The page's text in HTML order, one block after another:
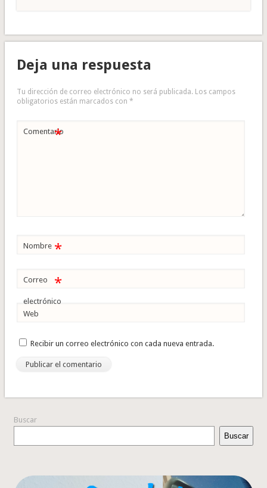
Deja una respuesta
Tu dirección de correo electrónico no será publicada. Los campos
obligatorios están marcados con *
Comentario
*
Nombre *
Correo
electrónico
*
Web
Recibir un correo electrónico con cada nueva entrada.
Buscar
Buscar